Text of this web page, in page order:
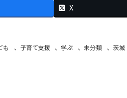
X
も 、 子育て支援 、 学ぶ 、 未分類 、 茨城